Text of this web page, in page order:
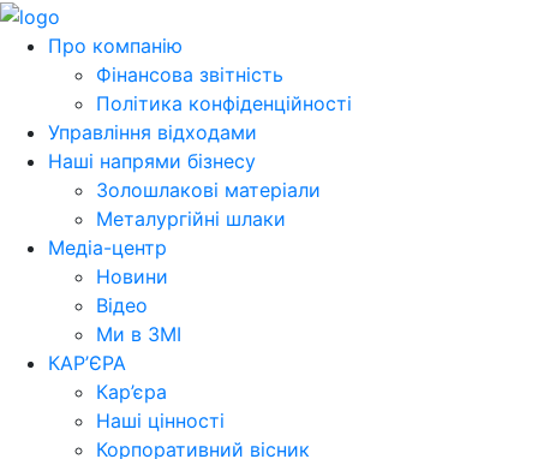
Про компанію
Фінансова звітність
Політика конфіденційності
Управління відходами
Наші напрями бізнесу
Золошлакові матеріали
Металургійні шлаки
Медіа-центр
Новини
Відео
Ми в ЗМІ
КАР’ЄРА
Кар’єра
Наші цінності
Корпоративний вісник